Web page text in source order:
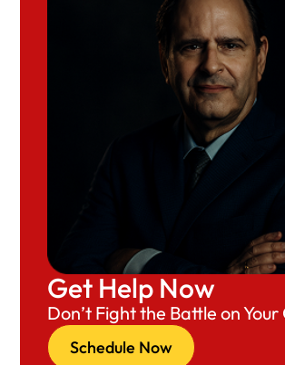
Get Help Now
Don’t Fight the Battle on Your
Schedule Now